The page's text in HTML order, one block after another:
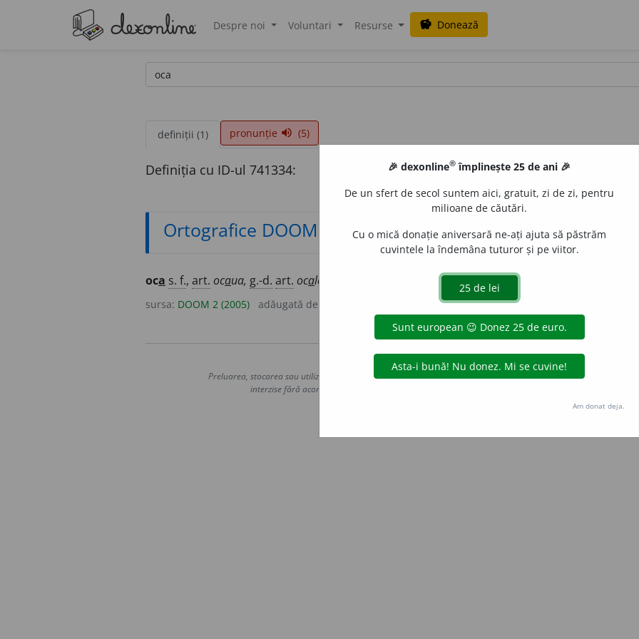
Despre noi Voluntari Resurse savings Donează
definiții (1) pronunție volume_up (5)
Definiția cu ID-ul 741334:
Ortografice DOOM
oca s. f., art. ocaua, g.-d. art. ocalei;
sursa: DOOM 2 (2005) adăugată de
Copyright © 2004-2026 dexonline (https://dexonline.ro)
Preluarea, stocarea sau utilizarea datelor de pe acest site, inclusiv prin orice metode de extragere automată
interzise fără acordul nostru prealabil scris, cu excepția seturilor de date oferite oficial spre utilizare
Hosterion
🎉 dexonline® împlinește 25 de ani 🎉
De un sfert de secol suntem aici, gratuit, zi de zi, pentru
milioane de căutări.
Cu o mică donație aniversară ne-ați ajuta să păstrăm
cuvintele la îndemâna tuturor și pe viitor.
Am donat deja.